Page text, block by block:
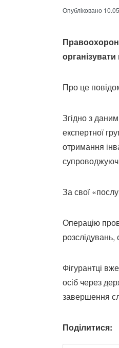
Опубліковано
Про це
Згідно з
експертної
отримання
За свої
Операцію
Фігурантці
осіб через
завершення
Поділитися: